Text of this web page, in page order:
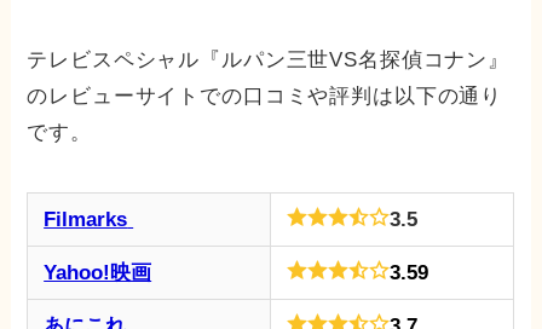
テレビスペシャル『ルパン三世VS名探偵コナン』
のレビューサイトでの口コミや評判は以下の通り
です。
Filmarks 3.5
Yahoo!映画 3.59